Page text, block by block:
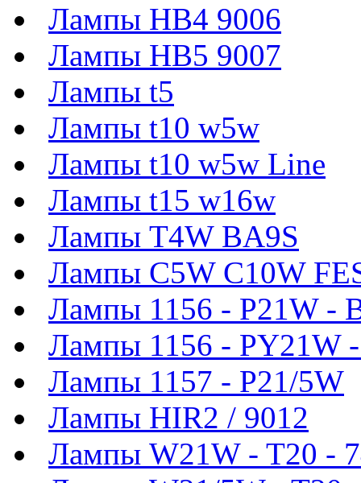
Лампы HB4 9006
Лампы HB5 9007
Лампы t5
Лампы t10 w5w
Лампы t10 w5w Line
Лампы t15 w16w
Лампы T4W BA9S
Лампы C5W C10W
Лампы 1156 - P21W -
Лампы 1156 - PY21W
Лампы 1157 - P21/5W
Лампы HIR2 / 9012
Лампы W21W - T20 -